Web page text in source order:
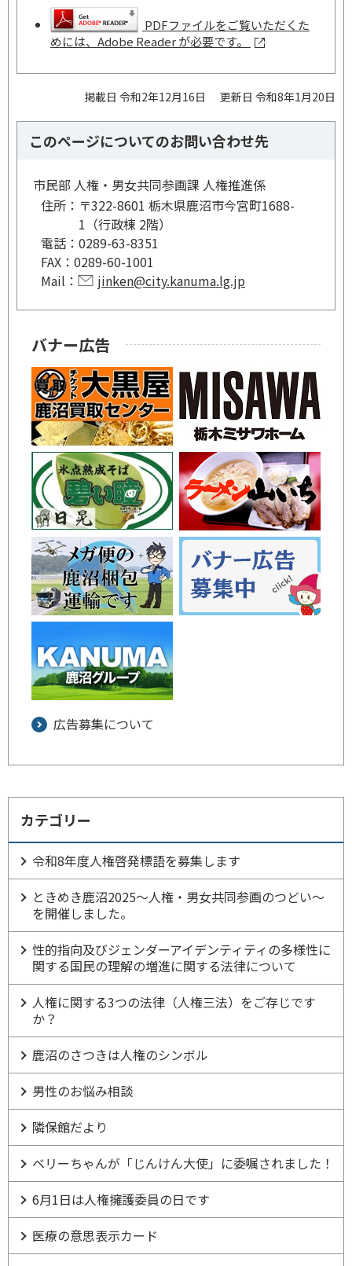
PDFファイルをご覧いただくた
めには、Adobe Reader が必要です。
掲載日 令和2年12月16日 更新日 令和8年1月20日
このページについてのお問い合わせ先
市民部 人権・男女共同参画課 人権推進係
住所： 〒322-8601 栃木県鹿沼市今宮町1688-
1（行政棟 2階）
電話： 0289-63-8351
FAX： 0289-60-1001
Mail：
jinken@city.kanuma.lg.jp
バナー広告
広告募集について
カテゴリー
令和8年度人権啓発標語を募集します
ときめき鹿沼2025～人権・男女共同参画のつどい～
を開催しました。
性的指向及びジェンダーアイデンティティの多様性に
関する国民の理解の増進に関する法律について
人権に関する3つの法律（人権三法）をご存じです
か？
鹿沼のさつきは人権のシンボル
男性のお悩み相談
隣保館だより
ベリーちゃんが「じんけん大使」に委嘱されました！
6月1日は人権擁護委員の日です
医療の意思表示カード